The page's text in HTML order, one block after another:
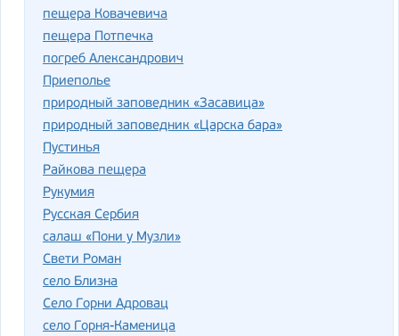
пещера Ковачевича
пещера Потпечка
погреб Александрович
Приеполье
природный заповедник «Засавица»
природный заповедник «Царска бара»
Пустинья
Райкова пещера
Рукумия
Русская Сербия
салаш «Пони у Музли»
Свети Роман
село Близна
Село Горни Адровац
село Горня-Каменица